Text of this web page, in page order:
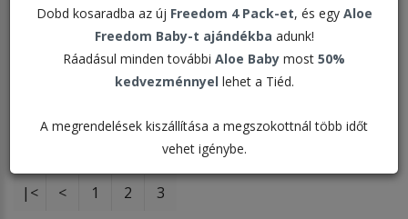
Dobd kosaradba az új Freedom 4 Pack-et, és egy Aloe
Freedom Baby-t ajándékba adunk!
Ráadásul minden további Aloe Baby most 50%
kedvezménnyel lehet a Tiéd.
A megrendelések kiszállítása a megszokottnál több időt
vehet igénybe.
Rendezés:
|< < 1 2 3